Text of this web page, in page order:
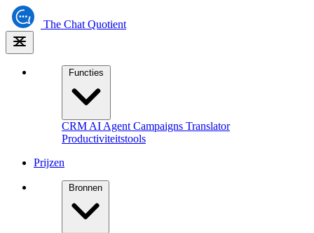
The Chat Quotient
Functies
CRM AI Agent Campaigns Translator
Productiviteitstools
Prijzen
Bronnen